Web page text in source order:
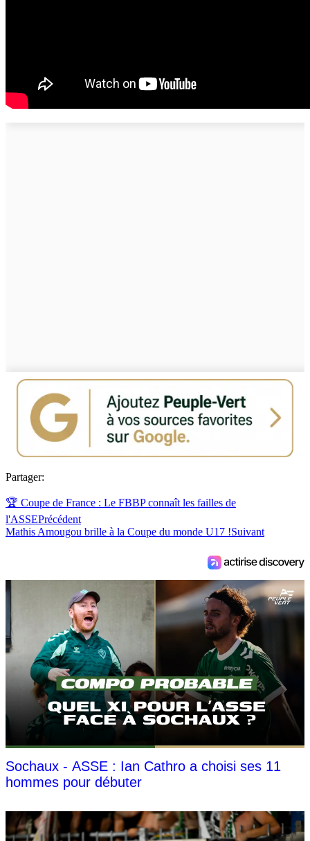
Partager:
🏆 Coupe de France : Le FBBP connaît les failles de
l'ASSEPrécédent
Mathis Amougou brille à la Coupe du monde U17 !Suivant
Sochaux - ASSE : Ian Cathro a choisi ses 11
hommes pour débuter